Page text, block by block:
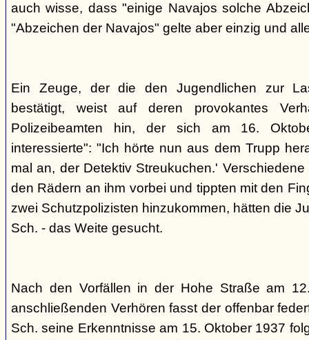
auch wisse, dass "einige Navajos solche
"Abzeichen der Navajos" gelte aber einzig und
Ein Zeuge, der die den Jugendlichen zur
bestätigt, weist auf deren provokantes
Polizeibeamten hin, der sich am 16.
interessierte": "Ich hörte nun aus dem Trupp
mal an, der Detektiv Streukuchen.'
den Rädern an ihm vorbei und tippten mit den
zwei Schutzpolizisten hinzukommen, hätten die
Sch. - das Weite gesucht.
Nach den Vorfällen in der Hohe Straße am
anschließenden Verhören fasst der offenbar
Sch. seine Erkenntnisse am 15. Oktober 1937